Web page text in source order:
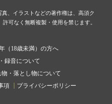
、イラストなどの著作権は、高須ク
可なく無断複製・使用を禁じます。
（18歳未満）の方へ
録音について
・落とし物について
項
プライバシーポリシー